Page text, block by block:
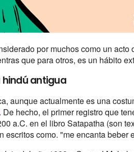
por muchos como un acto
que para otros, es un hábito
hindú antigua
aunque actualmente es una
. De hecho, el primer registro que
a.C. en el libro Satapatha (son
escritos como. "me encanta beber